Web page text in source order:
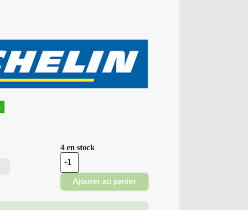
4 en stock
quantité
de
Michelin
Pneus
Neufs
Ajouter au panier